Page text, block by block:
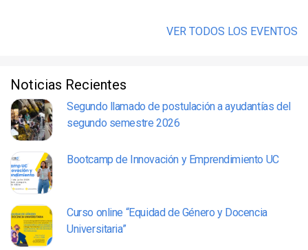
VER TODOS LOS EVENTOS
Noticias Recientes
Segundo llamado de postulación a ayudantías del
segundo semestre 2026
Bootcamp de Innovación y Emprendimiento UC
Curso online “Equidad de Género y Docencia
Universitaria”